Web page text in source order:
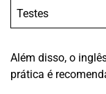
Testes
Além disso, o
prática é